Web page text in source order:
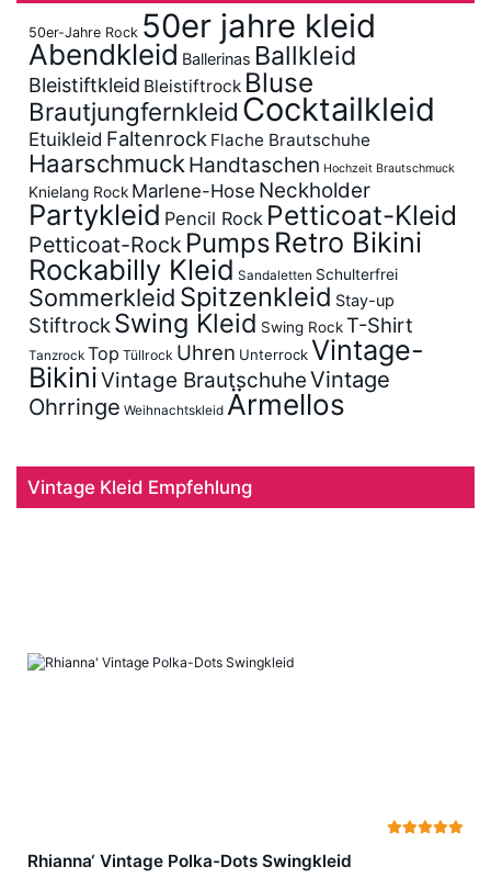
50er-Jahre Rock 50er jahre kleid
Abendkleid Ballerinas Ballkleid
Bleistiftkleid Bleistiftrock Bluse
Brautjungfernkleid Cocktailkleid
Etuikleid Faltenrock Flache Brautschuhe
Haarschmuck Handtaschen Hochzeit Brautschmuck
Knielang Rock Marlene-Hose Neckholder
Partykleid Pencil Rock Petticoat-Kleid
Petticoat-Rock Pumps Retro Bikini
Rockabilly Kleid Sandaletten Schulterfrei
Sommerkleid Spitzenkleid Stay-up
Stiftrock Swing Kleid Swing RockT-Shirt
Tanzrock Top Tüllrock Uhren UnterrockVintage-
BikiniVintage BrautschuheVintage
Ohrringe Weihnachtskleid Ärmellos
Vintage Kleid Empfehlung
Rhianna‘ Vintage Polka-Dots Swingkleid